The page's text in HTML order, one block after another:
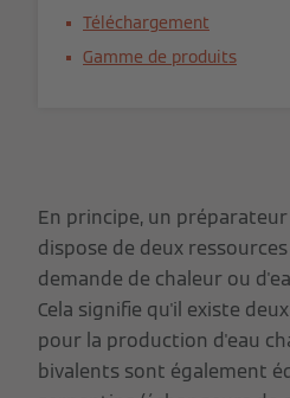
Téléchargement
Gamme de produits
En principe, un
dispose de deux
demande de chaleur ou
Cela signifie qu'il existe
pour la production d'eau
bivalents sont également